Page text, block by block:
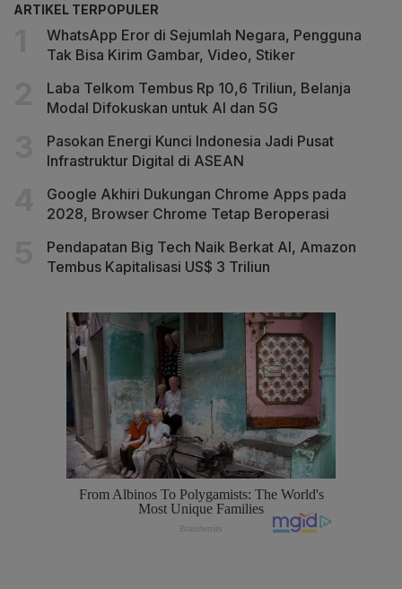
ARTIKEL TERPOPULER
WhatsApp Eror di Sejumlah Negara, Pengguna
Tak Bisa Kirim Gambar, Video, Stiker
Laba Telkom Tembus Rp 10,6 Triliun, Belanja
Modal Difokuskan untuk AI dan 5G
Pasokan Energi Kunci Indonesia Jadi Pusat
Infrastruktur Digital di ASEAN
Google Akhiri Dukungan Chrome Apps pada
2028, Browser Chrome Tetap Beroperasi
Pendapatan Big Tech Naik Berkat AI, Amazon
Tembus Kapitalisasi US$ 3 Triliun